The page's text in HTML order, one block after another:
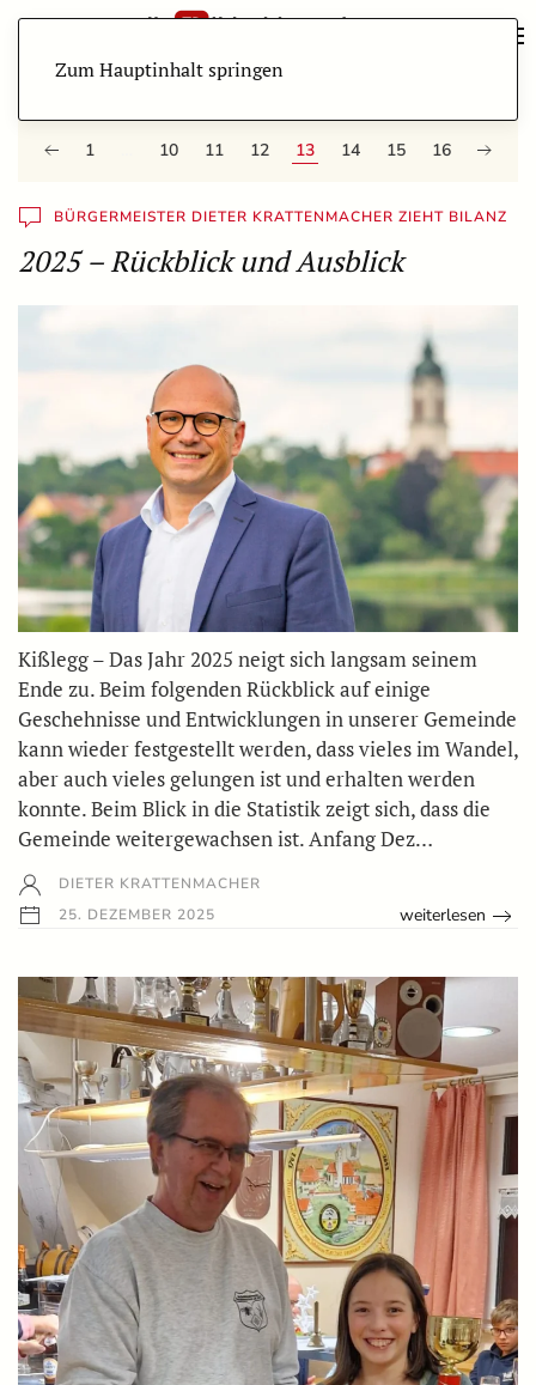
Zum Hauptinhalt springen
1 10 11 12 13 14 15 16
BÜRGERMEISTER DIETER KRATTENMACHER ZIEHT BILANZ
2025 – Rückblick und Ausblick
Kißlegg – Das Jahr 2025 neigt sich langsam seinem
Ende zu. Beim folgenden Rückblick auf einige
Geschehnisse und Entwicklungen in unserer Gemeinde
kann wieder festgestellt werden, dass vieles im Wandel,
aber auch vieles gelungen ist und erhalten werden
konnte. Beim Blick in die Statistik zeigt sich, dass die
Gemeinde weitergewachsen ist. Anfang Dez…
DIETER KRATTENMACHER
25. DEZEMBER 2025
weiterlesen